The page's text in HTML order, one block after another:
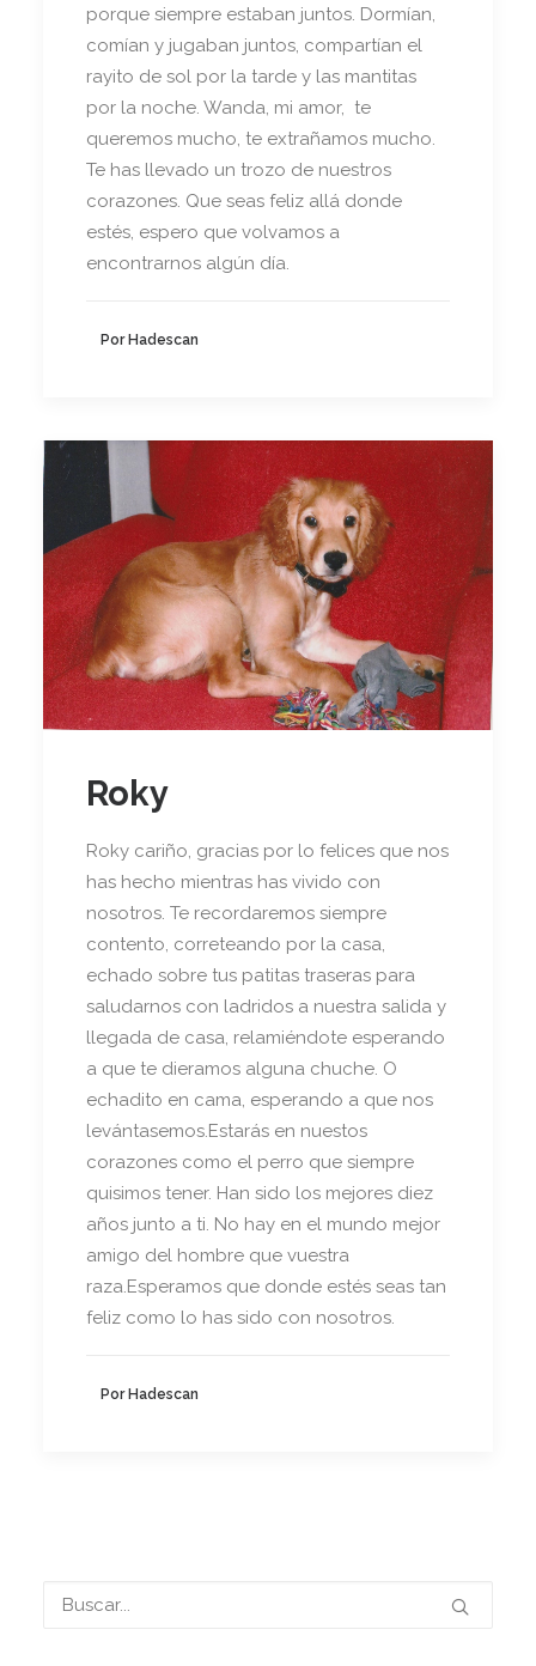
porque siempre estaban juntos. Dormían,
comían y jugaban juntos, compartían el
rayito de sol por la tarde y las mantitas
por la noche. Wanda, mi amor, te
queremos mucho, te extrañamos mucho.
Te has llevado un trozo de nuestros
corazones. Que seas feliz allá donde
estés, espero que volvamos a
encontrarnos algún día.
Por Hadescan
Roky
Roky cariño, gracias por lo felices que nos
has hecho mientras has vivido con
nosotros. Te recordaremos siempre
contento, correteando por la casa,
echado sobre tus patitas traseras para
saludarnos con ladridos a nuestra salida y
llegada de casa, relamiéndote esperando
a que te dieramos alguna chuche. O
echadito en cama, esperando a que nos
levántasemos.Estarás en nuestos
corazones como el perro que siempre
quisimos tener. Han sido los mejores diez
años junto a ti. No hay en el mundo mejor
amigo del hombre que vuestra
raza.Esperamos que donde estés seas tan
feliz como lo has sido con nosotros.
Por Hadescan